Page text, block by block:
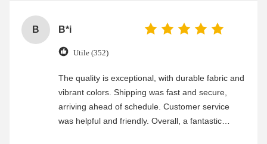
B B*i
Utile (352)
The quality is exceptional, with durable fabric and
vibrant colors. Shipping was fast and secure,
arriving ahead of schedule. Customer service
was helpful and friendly. Overall, a fantastic